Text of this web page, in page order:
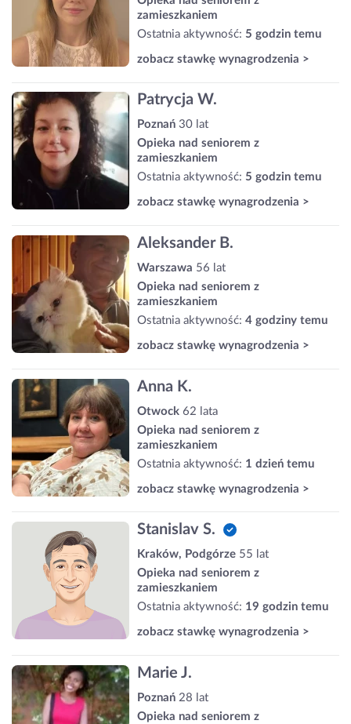
zamieszkaniem
Ostatnia aktywność: 5 godzin temu
zobacz stawkę wynagrodzenia >
Patrycja W.
Poznań 30 lat
Opieka nad seniorem z
zamieszkaniem
Ostatnia aktywność: 5 godzin temu
zobacz stawkę wynagrodzenia >
Aleksander B.
Warszawa 56 lat
Opieka nad seniorem z
zamieszkaniem
Ostatnia aktywność: 4 godziny temu
zobacz stawkę wynagrodzenia >
Anna K.
Otwock 62 lata
Opieka nad seniorem z
zamieszkaniem
Ostatnia aktywność: 1 dzień temu
zobacz stawkę wynagrodzenia >
Stanislav S.
Kraków, Podgórze 55 lat
Opieka nad seniorem z
zamieszkaniem
Ostatnia aktywność: 19 godzin temu
zobacz stawkę wynagrodzenia >
Marie J.
Poznań 28 lat
Opieka nad seniorem z